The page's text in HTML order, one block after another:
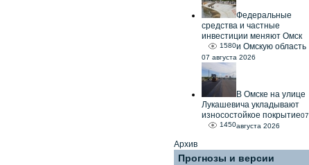
Федеральные
средства и частные
инвестиции меняют Омск
и Омскую область
1580
07 августа 2026
В Омске на улице
Лукашевича укладывают
износостойкое покрытие
1450
07
августа 2026
Архив
Прогнозы и версии